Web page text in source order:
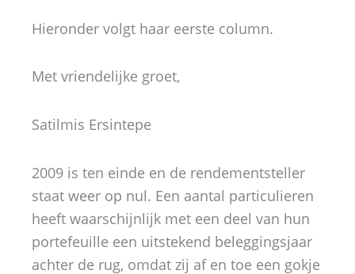
Hieronder volgt haar eerste column.
Met vriendelijke groet,
Satilmis Ersintepe
2009 is ten einde en de rendementsteller
staat weer op nul. Een aantal particulieren
heeft waarschijnlijk met een deel van hun
portefeuille een uitstekend beleggingsjaar
achter de rug, omdat zij af en toe een gokje